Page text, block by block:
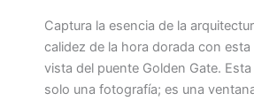
Captura la esencia de la
calidez de la hora dorada con
vista del puente Golden Gate.
solo una fotografía; es una